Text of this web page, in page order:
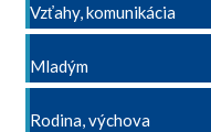
Vzťahy, komunikácia
Mladým
Rodina, výchova